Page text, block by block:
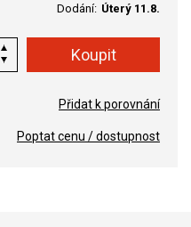
Dodání: Úterý 11.8.
Přidat k porovnání
Poptat cenu / dostupnost